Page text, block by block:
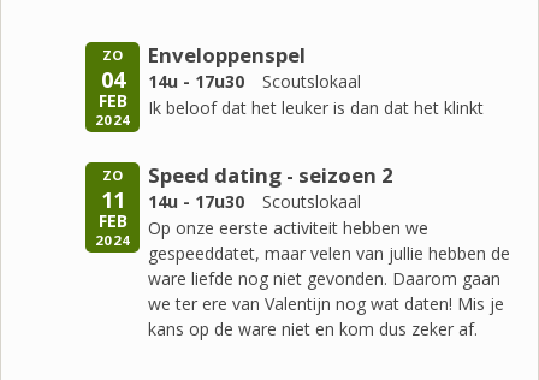
ZO
04
FEB
2024
Enveloppenspel
14u - 17u30
Scoutslokaal
Ik beloof dat het leuker is dan dat het klinkt
ZO
11
FEB
2024
Speed dating - seizoen 2
14u - 17u30
Scoutslokaal
Op onze eerste activiteit hebben we
gespeeddatet, maar velen van jullie hebben de
ware liefde nog niet gevonden. Daarom gaan
we ter ere van Valentijn nog wat daten! Mis je
kans op de ware niet en kom dus zeker af.